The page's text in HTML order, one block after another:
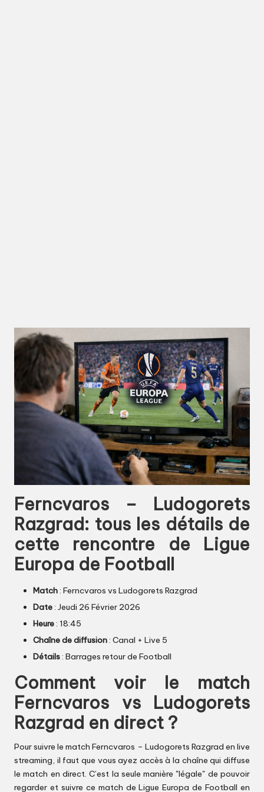
Ferncvaros – Ludogorets
Razgrad: tous les détails de
cette rencontre de Ligue
Europa de Football
Match: Ferncvaros vs Ludogorets Razgrad
Date: Jeudi 26 Février 2026
Heure: 18:45
Chaîne de diffusion: Canal + Live 5
Détails: Barrages retour de Football
Comment voir le match
Ferncvaros vs Ludogorets
Razgrad en direct ?
Pour suivre le match Ferncvaros – Ludogorets Razgrad en live
streaming, il faut que vous ayez accès à la chaîne qui diffuse
le match en direct. C’est la seule manière "légale" de pouvoir
regarder et suivre ce match de Ligue Europa de Football en